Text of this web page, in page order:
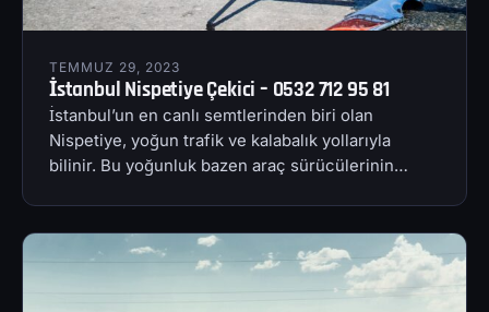
TEMMUZ 29, 2023
İstanbul Nispetiye Çekici – 0532 712 95 81
İstanbul’un en canlı semtlerinden biri olan
Nispetiye, yoğun trafik ve kalabalık yollarıyla
bilinir. Bu yoğunluk bazen araç sürücülerinin…